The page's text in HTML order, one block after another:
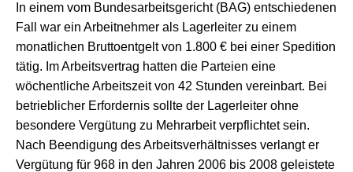
In einem vom Bundesarbeitsgericht (BAG) entschiedenen
Fall war ein Arbeitnehmer als Lagerleiter zu einem
monatlichen Bruttoentgelt von 1.800 € bei einer Spedition
tätig. Im Arbeitsvertrag hatten die Parteien eine
wöchentliche Arbeitszeit von 42 Stunden vereinbart. Bei
betrieblicher Erfordernis sollte der Lagerleiter ohne
besondere Vergütung zu Mehrarbeit verpflichtet sein.
Nach Beendigung des Arbeitsverhältnisses verlangt er
Vergütung für 968 in den Jahren 2006 bis 2008 geleistete